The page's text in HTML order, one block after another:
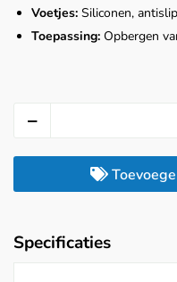
Voetjes: Siliconen, antislip
Toepassing: Opbergen
Specificaties